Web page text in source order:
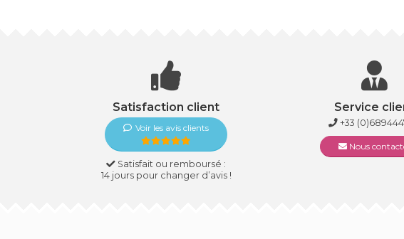
Satisfaction client
Voir les avis clients
Satisfait ou remboursé :
14 jours pour changer d’avis !
Service
+33
Nous